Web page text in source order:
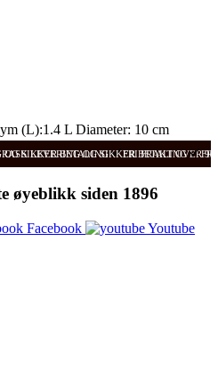
(L):1.4 L Diameter: 10 cm
OG SIKKER BETALING FRI FRAKT OVER
RASK LEVERING OG SIKKER BETALING
øyeblikk siden 1896
Facebook
Youtube